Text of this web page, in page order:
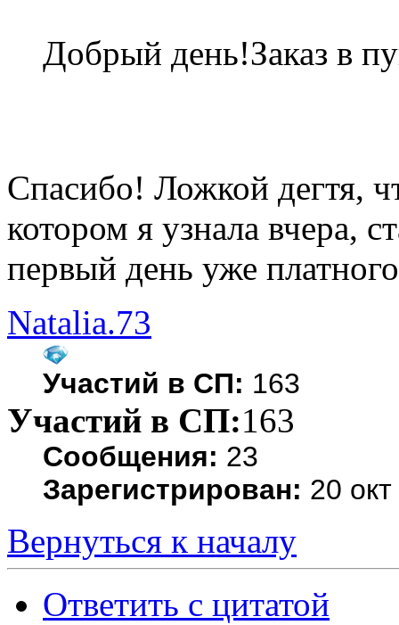
Добрый день!Заказ в
Спасибо! Ложкой дегтя,
котором я узнала вчера,
первый день уже
Natalia.73
Участий в СП: 163
Участий в СП:163
Сообщения: 23
Зарегистрирован: 20
Вернуться к началу
Ответить с цитатой